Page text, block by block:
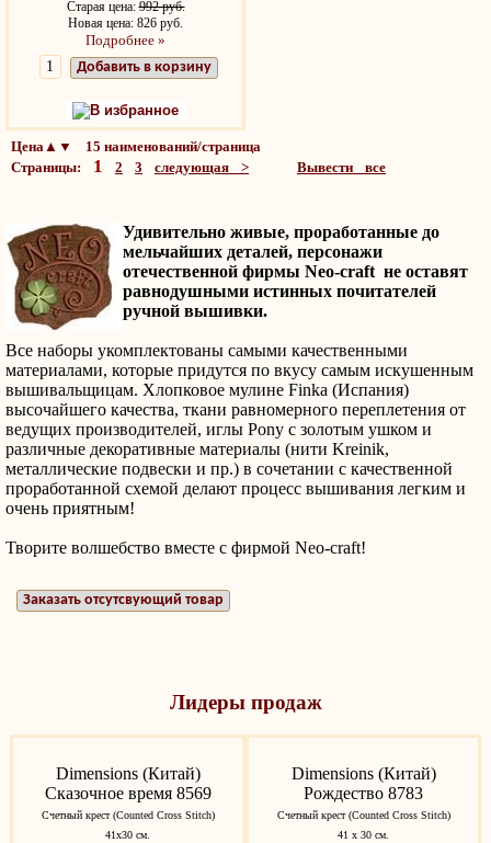
Старая цена:992 руб.
Новая цена: 826 руб.
Подробнее »
Добавить в корзину
В избранное
Цена▲▼ 15 наименований/страница
Страницы: 1 2 3 следующая > Вывести все
Удивительно живые, проработанные до
мельчайших деталей, персонажи
отечественной фирмы Neo-craft не оставят
равнодушными истинных почитателей
ручной вышивки.
Все наборы укомплектованы самыми качественными
материалами, которые придутся по вкусу самым искушенным
вышивальщицам. Хлопковое мулине Finka (Испания)
высочайшего качества, ткани равномерного переплетения от
ведущих производителей, иглы Pony с золотым ушком и
различные декоративные материалы (нити Kreinik,
металлические подвески и пр.) в сочетании с качественной
проработанной схемой делают процесс вышивания легким и
очень приятным!
Творите волшебство вместе с фирмой Neo-craft!
Заказать отсутсвующий товар
Лидеры продаж
Dimensions (Китай)
Сказочное время 8569
Счетный крест (Counted Cross Stitch)
41х30 см.
Dimensions (Китай)
Рождество 8783
Счетный крест (Counted Cross Stitch)
41 х 30 см.